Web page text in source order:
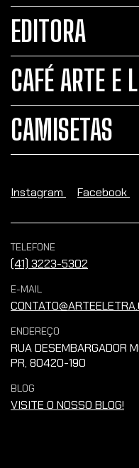
EDITORA
CAFÉ ARTE E
CAMISETAS
Instagram Facebook
TELEFONE
(41) 3223-5302
E-MAIL
ENDEREÇO
RUA DESEMBARGADOR
PR, 80420-190
BLOG
VISITE O NOSSO BLOG!